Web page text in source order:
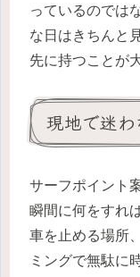
っているのでは
な日はきちんと
先に持つことが
現地で迷
サーフポイント
瞬間に何をすれ
車を止める場所
ミングで無駄に